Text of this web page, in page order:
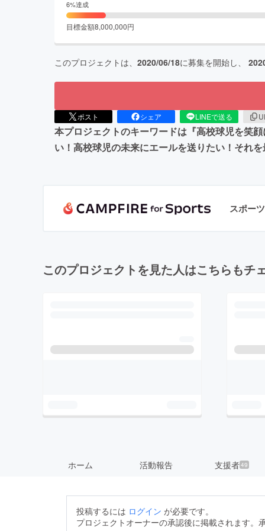
6%達成
目標金額8,000,000円
このプロジェクトは、 2020/06/18に募集を開始し、
ポスト シェア LINEで送る
本プロジェクトのキーワードは『高校球児を笑
い！高校球児の未来にエールを送りたい！それ
スポー
このプロジェクトを見た人はこちらもチ
ホーム 活動報告 支援者49
投稿するには ログイン が必要です。
プロジェクトオーナーの承認後に掲載されます。